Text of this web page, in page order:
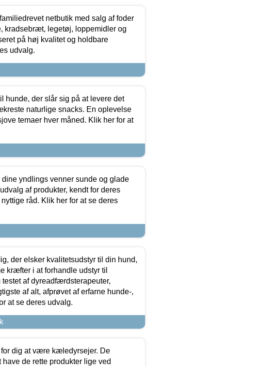
netbutik med salg af foder
kradsebræt, legetøj, loppemidler og
på høj kvalitet og holdbare
udvalg.
hunde, der slår sig på at levere det
naturlige snacks. En oplevelse
temaer hver måned. Klik her for at
yndlings venner sunde og glade
af produkter, kendt for deres
råd. Klik her for at se deres
der elsker kvalitetsudstyr til din hund,
kræfter i at forhandle udstyr til
af dyreadfærdsterapeuter,
af alt, afprøvet af erfarne hunde-,
at se deres udvalg.
dig at være kæledyrsejer. De
de rette produkter lige ved